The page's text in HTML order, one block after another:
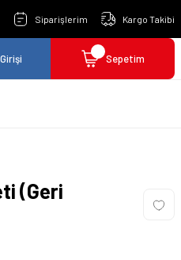
Siparişlerim Kargo Takibi
Sepetim
(Geri